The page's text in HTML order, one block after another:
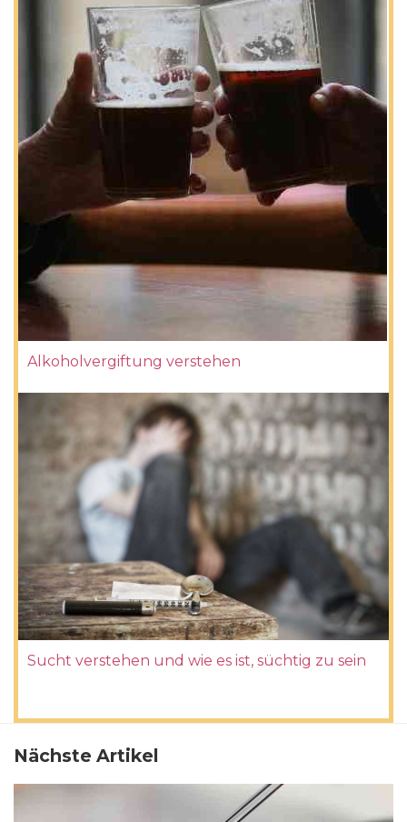
Alkoholvergiftung verstehen
Sucht verstehen und wie es ist, süchtig zu sein
Nächste Artikel